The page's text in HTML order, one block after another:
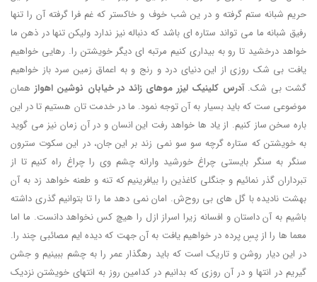
حریم شبانه ستم گرفته و در ین شب خوف و خاکستر که غم فرا گرفته آن را تنها
رفیق شبانه ما می تواند ستاره ای باشد که دنباله نیز ندارد ولیکن تنها در ذهن ما
خواهد درخشید تا رو به بیداری کنیم مرتبه ای دیگر خویشتن را. رهایی خواهیم
یافت بی شک روزی از این دنیای درد و رنج و به اعماق زمین سرد باز خواهیم
گشت بی شک.آدرس کلینیک لیزر موهای زائد در خیابان نوشین اهواز همان
موضوعی ست که باید بسیار به آن توجه نمود. ما در خدمت تان هستیم تا در این
باره سخن ساز کنیم. از یاد ها خواهد رفت این انسان و در آن زمان نیز می گوید
به خویشتن که ستاره گرچه سو سو نمی زند بر این جان، در این سکوت سترون
سنگر به سنگر بایستی چراغ خورشید وارانه چشم وی را چراغ راه کنیم تا از
تبرداران گذر نمائیم و جنگلی کاغذین را بیافرینیم که تنه و طعنه خواهد زد به آن
بهشت نادیده با گل های بی روح‌ش. امان نمی دهد ما را تا بتوانیم گذری داشته
باشیم به آن داستان و افسانه زیرا اسراز ازل را هیچ کس نخواهد دانست. ما اما
معما ها را از پسِ پرده در خواهیم یافت به آن جهت که دیده ایم مصائبی چند را.
در این دیار روشن و تاریک است که باید رهگذار عمر را به چشم ببینیم و جشن
گیریم در انتها و در آن روزی که بدانیم در کدامین روز به انتهای خویشتن نزدیک